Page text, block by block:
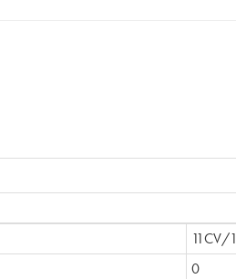
11CV/
0